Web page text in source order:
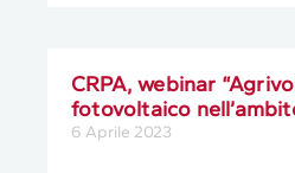
CRPA, webinar
fotovoltaico
6 Aprile 2023